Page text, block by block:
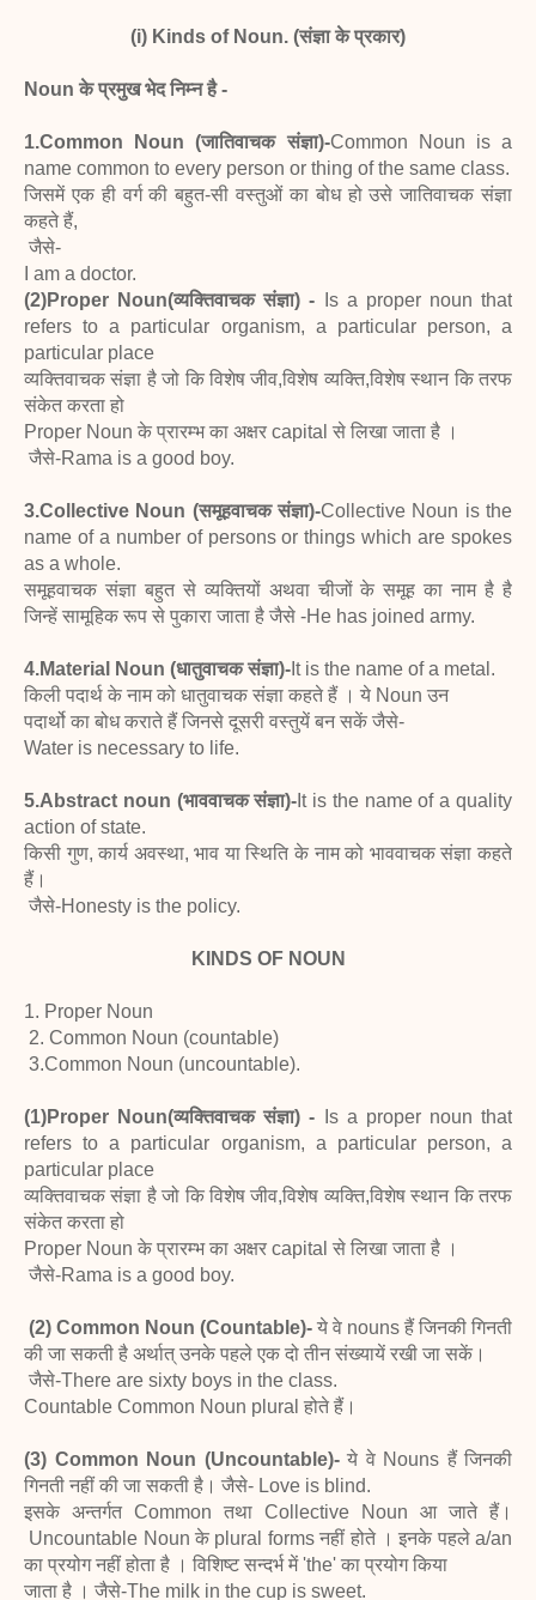
(i) Kinds of Noun. (संज्ञा के प्रकार)
Noun के प्रमुख भेद निम्न है -
1.Common Noun (जातिवाचक संज्ञा)-Common Noun is a
name common to every person or thing of the same class.
जिसमें एक ही वर्ग की बहुत-सी वस्तुओं का बोध हो उसे जातिवाचक संज्ञा
कहते हैं,
जैसे-
I am a doctor.
(2)Proper Noun(व्यक्तिवाचक संज्ञा) -
Is a proper noun that
refers to a particular organism, a particular person, a
particular place
व्यक्तिवाचक संज्ञा है जो कि विशेष जीव,विशेष व्यक्ति,विशेष स्थान कि तरफ
संकेत करता हो
Proper Noun के प्रारम्भ का अक्षर capital से लिखा जाता है ।
जैसे-Rama is a good boy.
3.Collective Noun (समूहवाचक संज्ञा)-Collective Noun is the
name of a number of persons or things which are spokes
as a whole.
समूहवाचक संज्ञा बहुत से व्यक्तियों अथवा चीजों के समूह का नाम है है
जिन्हें सामूहिक रूप से पुकारा जाता है जैसे -He has joined army.
4.Material Noun (धातुवाचक संज्ञा)- It is the name of a metal.
किली पदार्थ के नाम को धातुवाचक संज्ञा कहते हैं । ये Noun उन
पदार्थो का बोध कराते हैं जिनसे दूसरी वस्तुयें बन सकें जैसे-
Water is necessary to life.
5.Abstract noun (भाववाचक संज्ञा)- It is the name of a quality
action of state.
किसी गुण, कार्य अवस्था, भाव या स्थिति के नाम को भाववाचक संज्ञा कहते
हैं।
जैसे-Honesty is the policy.
KINDS OF NOUN
1. Proper Noun
2. Common Noun (countable)
3.Common Noun (uncountable).
(1)Proper Noun(व्यक्तिवाचक संज्ञा) -
Is a proper noun that
refers to a particular organism, a particular person, a
particular place
व्यक्तिवाचक संज्ञा है जो कि विशेष जीव,विशेष व्यक्ति,विशेष स्थान कि तरफ
संकेत करता हो
Proper Noun के प्रारम्भ का अक्षर capital से लिखा जाता है ।
जैसे-Rama is a good boy.
(2) Common Noun (Countable)- ये वे nouns हैं जिनकी गिनती
की जा सकती है अर्थात् उनके पहले एक दो तीन संख्यायें रखी जा सकें।
जैसे-There are sixty boys in the class.
Countable Common Noun plural होते हैं।
(3) Common Noun (Uncountable)-ये वे Nouns हैं जिनकी
गिनती नहीं की जा सकती है। जैसे- Love is blind.
इसके अन्तर्गत Common तथा Collective Noun आ जाते हैं।
Uncountable Noun के plural forms नहीं होते । इनके पहले a/an
का प्रयोग नहीं होता है । विशिष्ट सन्दर्भ में 'the' का प्रयोग किया
जाता है । जैसे-The milk in the cup is sweet.